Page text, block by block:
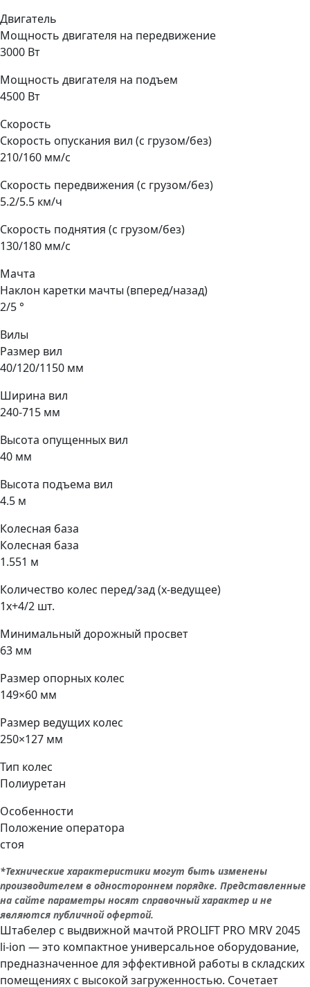
Двигатель
Мощность двигателя на передвижение
3000 Вт
Мощность двигателя на подъем
4500 Вт
Скорость
Скорость опускания вил (с грузом/без)
210/160 мм/с
Скорость передвижения (с грузом/без)
5.2/5.5 км/ч
Скорость поднятия (с грузом/без)
130/180 мм/с
Мачта
Наклон каретки мачты (вперед/назад)
2/5 °
Вилы
Размер вил
40/120/1150 мм
Ширина вил
240-715 мм
Высота опущенных вил
40 мм
Высота подъема вил
4.5 м
Колесная база
Колесная база
1.551 м
Количество колес перед/зад (x-ведущее)
1x+4/2 шт.
Минимальный дорожный просвет
63 мм
Размер опорных колес
149×60 мм
Размер ведущих колес
250×127 мм
Тип колес
Полиуретан
Особенности
Положение оператора
стоя
*Технические характеристики могут быть изменены
производителем в одностороннем порядке. Представленные
на сайте параметры носят справочный характер и не
являются публичной офертой.
Штабелер с выдвижной мачтой PROLIFT PRO MRV 2045
li-ion — это компактное универсальное оборудование,
предназначенное для эффективной работы в складских
помещениях с высокой загруженностью. Сочетает